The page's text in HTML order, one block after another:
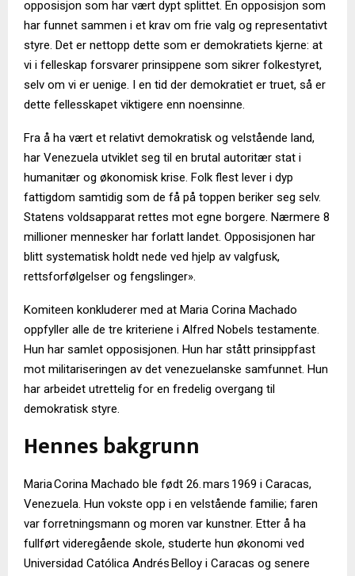
opposisjon som har vært dypt splittet. En opposisjon som
har funnet sammen i et krav om frie valg og representativt
styre. Det er nettopp dette som er demokratiets kjerne: at
vi i felleskap forsvarer prinsippene som sikrer folkestyret,
selv om vi er uenige. I en tid der demokratiet er truet, så er
dette fellesskapet viktigere enn noensinne.
Fra å ha vært et relativt demokratisk og velstående land,
har Venezuela utviklet seg til en brutal autoritær stat i
humanitær og økonomisk krise. Folk flest lever i dyp
fattigdom samtidig som de få på toppen beriker seg selv.
Statens voldsapparat rettes mot egne borgere. Nærmere 8
millioner mennesker har forlatt landet. Opposisjonen har
blitt systematisk holdt nede ved hjelp av valgfusk,
rettsforfølgelser og fengslinger».
Komiteen konkluderer med at Maria Corina Machado
oppfyller alle de tre kriteriene i Alfred Nobels testamente.
Hun har samlet opposisjonen. Hun har stått prinsippfast
mot militariseringen av det venezuelanske samfunnet. Hun
har arbeidet utrettelig for en fredelig overgang til
demokratisk styre.
Hennes bakgrunn
Maria Corina Machado ble født 26. mars 1969 i Caracas,
Venezuela. Hun vokste opp i en velstående familie; faren
var forretningsmann og moren var kunstner. Etter å ha
fullført videregående skole, studerte hun økonomi ved
Universidad Católica Andrés Belloy i Caracas og senere